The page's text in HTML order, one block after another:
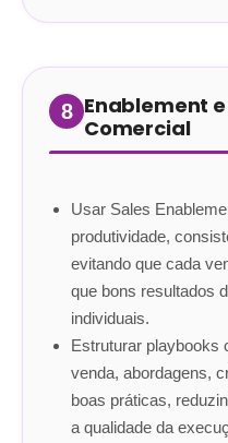
8 Enablement
Comercial
Usar Sales
produtividade,
evitando que cada
que bons resultados
individuais.
Estruturar playbooks
venda, abordagens,
boas práticas,
a qualidade da